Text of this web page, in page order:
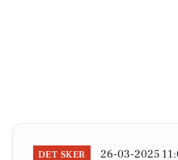
DET SKER 26-03-2025